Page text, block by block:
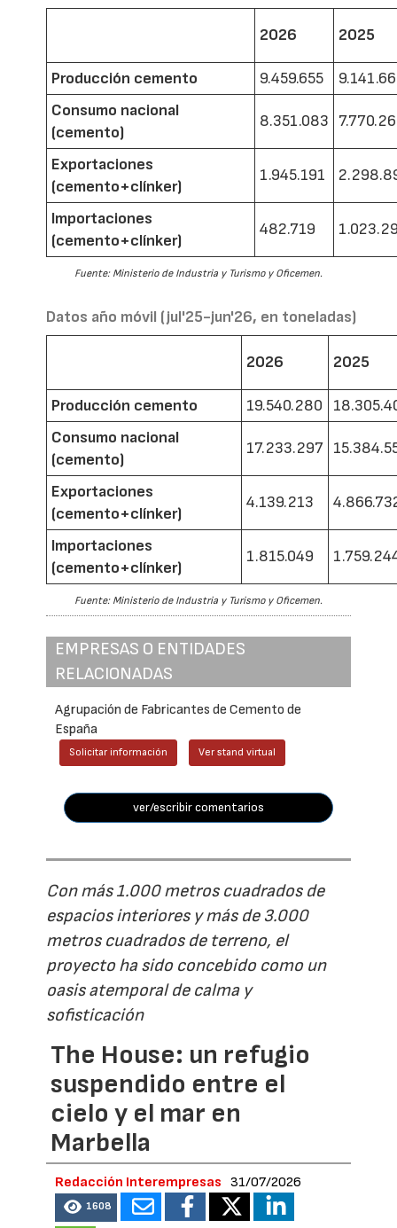
2026 2025
Producción cemento 9.459.655
Consumo nacional
(cemento)
8.351.083
Exportaciones
(cemento+clínker)
1.945.191
Importaciones
(cemento+clínker)
482.719
Fuente: Ministerio de Industria y Turismo y Oficemen.
Datos año móvil (jul'25-jun'26, en toneladas)
2026 2025
Producción cemento 19.540.280
Consumo nacional
(cemento)
17.233.297
Exportaciones
(cemento+clínker)
4.139.213
Importaciones
(cemento+clínker)
1.815.049
Fuente: Ministerio de Industria y Turismo y Oficemen.
EMPRESAS O ENTIDADES
RELACIONADAS
Agrupación de Fabricantes de Cemento de
España
Solicitar información Ver stand virtual
ver/escribir comentarios
Con más 1.000 metros cuadrados de
espacios interiores y más de 3.000
metros cuadrados de terreno, el
proyecto ha sido concebido como un
oasis atemporal de calma y
sofisticación
The House: un refugio
suspendido entre el
cielo y el mar en
Marbella
Redacción Interempresas 31/07/2026
1608